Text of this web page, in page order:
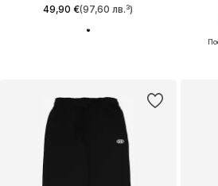
49,90 €(97,60 лв.³)